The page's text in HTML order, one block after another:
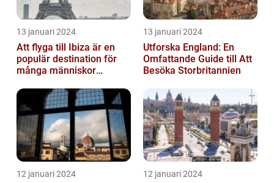
13 januari 2024
Att flyga till Ibiza är en
populär destination för
många människor
13 januari 2024
Utforska England: En
Omfattande Guide till Att
Besöka Storbritannien
12 januari 2024 12 januari 2024